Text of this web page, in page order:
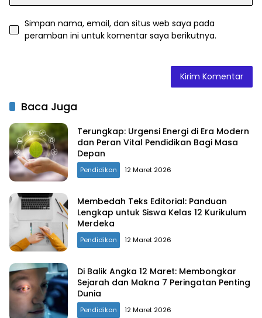
Simpan nama, email, dan situs web saya pada
peramban ini untuk komentar saya berikutnya.
Baca Juga
Terungkap: Urgensi Energi di Era Modern
dan Peran Vital Pendidikan Bagi Masa
Depan
Pendidikan 12 Maret 2026
Membedah Teks Editorial: Panduan
Lengkap untuk Siswa Kelas 12 Kurikulum
Merdeka
Pendidikan 12 Maret 2026
Di Balik Angka 12 Maret: Membongkar
Sejarah dan Makna 7 Peringatan Penting
Dunia
Pendidikan 12 Maret 2026